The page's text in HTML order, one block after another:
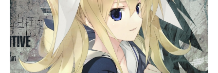
る」という話を聞く。喜びいさんで
契約方法をきくと｢口づけ｣だっ
て…？「冗談じゃない！巴衛とキス
するぐらいなら出て行ってやる!!」
奈々生の明日は果たして!?作品名神
様はじめました放送形態TVアニメス
ケジュール2012年10月1日（月）～2